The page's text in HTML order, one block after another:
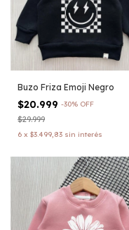
Buzo Friza Emoji Negro
$20.999 -30% OFF
$29.999
6 x $3.499,83 sin interés